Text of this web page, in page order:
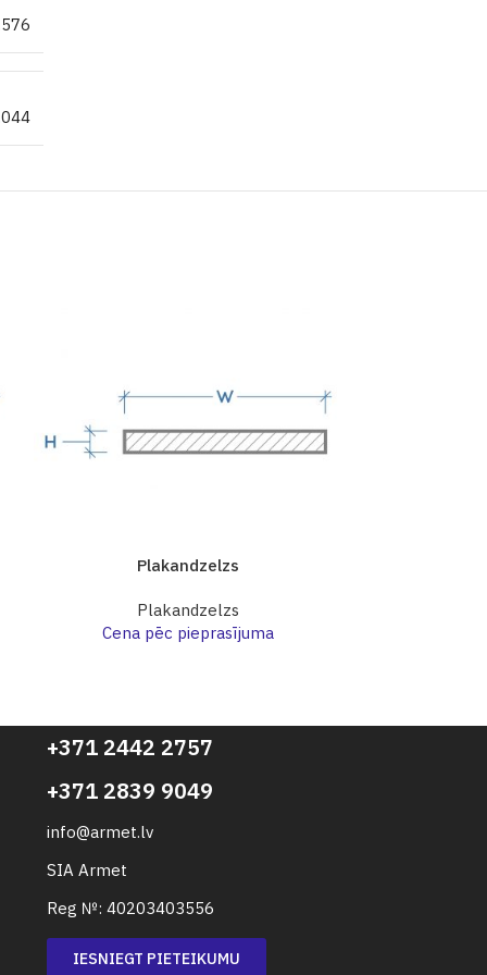
Plakandzelzs
Plakandzelzs
Cena pēc pieprasījuma
+371 2442 2757
+371 2839 9049
info@armet.lv
SIA Armet
Reg №: 40203403556
IESNIEGT PIETEIKUMU